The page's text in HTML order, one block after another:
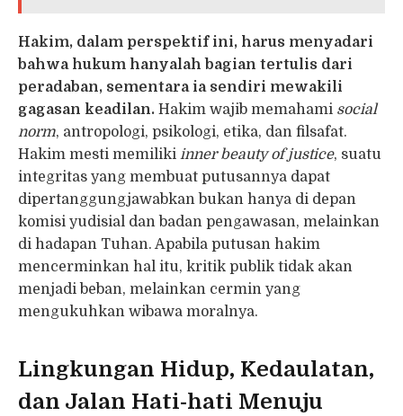
Hakim, dalam perspektif ini, harus menyadari
bahwa hukum hanyalah bagian tertulis dari
peradaban, sementara ia sendiri mewakili
gagasan keadilan. Hakim wajib memahami social
norm, antropologi, psikologi, etika, dan filsafat.
Hakim mesti memiliki inner beauty of justice, suatu
integritas yang membuat putusannya dapat
dipertanggungjawabkan bukan hanya di depan
komisi yudisial dan badan pengawasan, melainkan
di hadapan Tuhan. Apabila putusan hakim
mencerminkan hal itu, kritik publik tidak akan
menjadi beban, melainkan cermin yang
mengukuhkan wibawa moralnya.
Lingkungan Hidup, Kedaulatan,
dan Jalan Hati-hati Menuju